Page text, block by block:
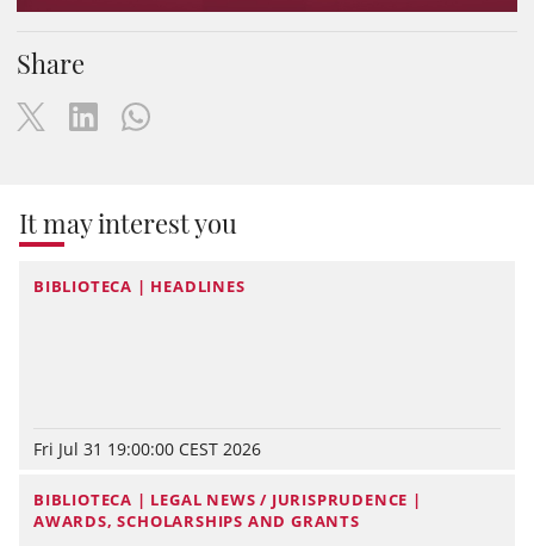
Share
It may interest you
BIBLIOTECA | HEADLINES
Fri Jul 31 19:00:00 CEST 2026
BIBLIOTECA | LEGAL NEWS / JURISPRUDENCE |
AWARDS, SCHOLARSHIPS AND GRANTS